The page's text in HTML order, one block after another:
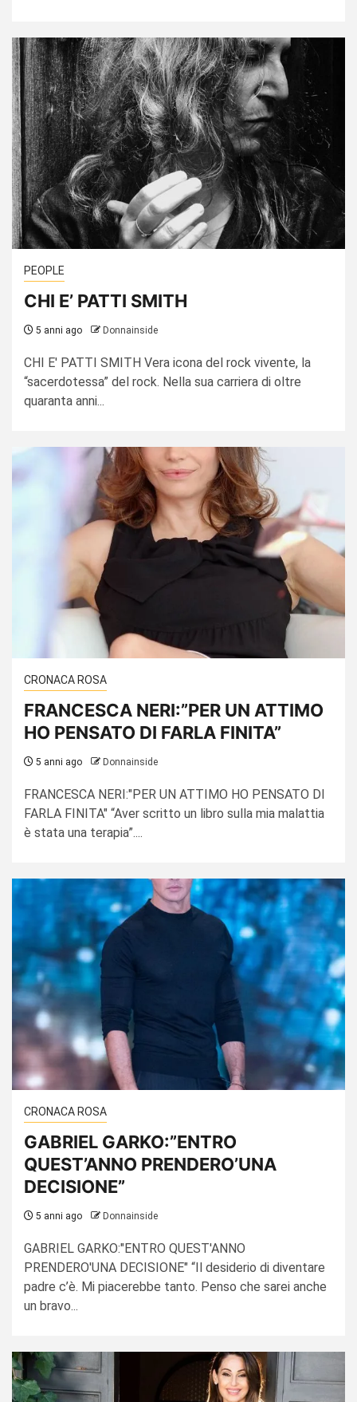
PEOPLE
CHI E’ PATTI SMITH
5 anni ago Donnainside
CHI E' PATTI SMITH Vera icona del rock vivente, la
“sacerdotessa” del rock. Nella sua carriera di oltre
quaranta anni...
CRONACA ROSA
FRANCESCA NERI:”PER UN ATTIMO
HO PENSATO DI FARLA FINITA”
5 anni ago Donnainside
FRANCESCA NERI:"PER UN ATTIMO HO PENSATO DI
FARLA FINITA" “Aver scritto un libro sulla mia malattia
è stata una terapia”....
CRONACA ROSA
GABRIEL GARKO:”ENTRO
QUEST’ANNO PRENDERO’UNA
DECISIONE”
5 anni ago Donnainside
GABRIEL GARKO:"ENTRO QUEST'ANNO
PRENDERO'UNA DECISIONE" “Il desiderio di diventare
padre c’è. Mi piacerebbe tanto. Penso che sarei anche
un bravo...